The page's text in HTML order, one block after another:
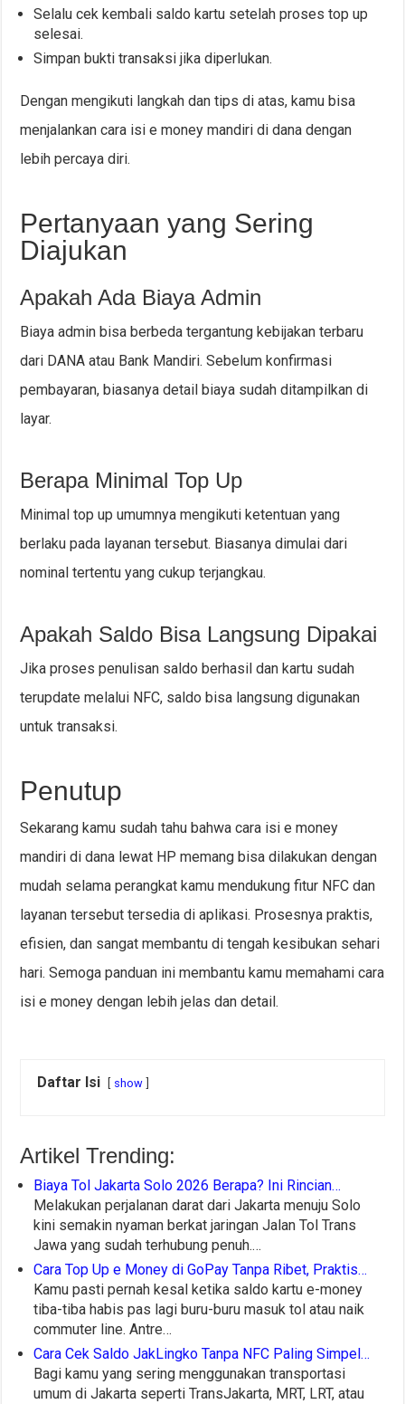
Selalu cek kembali saldo kartu setelah proses top up
selesai.
Simpan bukti transaksi jika diperlukan.
Dengan mengikuti langkah dan tips di atas, kamu bisa
menjalankan cara isi e money mandiri di dana dengan
lebih percaya diri.
Pertanyaan yang Sering
Diajukan
Apakah Ada Biaya Admin
Biaya admin bisa berbeda tergantung kebijakan terbaru
dari DANA atau Bank Mandiri. Sebelum konfirmasi
pembayaran, biasanya detail biaya sudah ditampilkan di
layar.
Berapa Minimal Top Up
Minimal top up umumnya mengikuti ketentuan yang
berlaku pada layanan tersebut. Biasanya dimulai dari
nominal tertentu yang cukup terjangkau.
Apakah Saldo Bisa Langsung Dipakai
Jika proses penulisan saldo berhasil dan kartu sudah
terupdate melalui NFC, saldo bisa langsung digunakan
untuk transaksi.
Penutup
Sekarang kamu sudah tahu bahwa cara isi e money
mandiri di dana lewat HP memang bisa dilakukan dengan
mudah selama perangkat kamu mendukung fitur NFC dan
layanan tersebut tersedia di aplikasi. Prosesnya praktis,
efisien, dan sangat membantu di tengah kesibukan sehari
hari. Semoga panduan ini membantu kamu memahami cara
isi e money dengan lebih jelas dan detail.
Daftar Isi show
Artikel Trending:
Biaya Tol Jakarta Solo 2026 Berapa? Ini Rincian…
Melakukan perjalanan darat dari Jakarta menuju Solo
kini semakin nyaman berkat jaringan Jalan Tol Trans
Jawa yang sudah terhubung penuh.…
Cara Top Up e Money di GoPay Tanpa Ribet, Praktis…
Kamu pasti pernah kesal ketika saldo kartu e-money
tiba-tiba habis pas lagi buru-buru masuk tol atau naik
commuter line. Antre…
Cara Cek Saldo JakLingko Tanpa NFC Paling Simpel…
Bagi kamu yang sering menggunakan transportasi
umum di Jakarta seperti TransJakarta, MRT, LRT, atau